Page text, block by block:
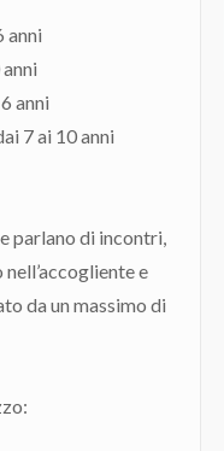
anni
anni
7 ai 10 anni
parlano di incontri,
e
da un massimo di